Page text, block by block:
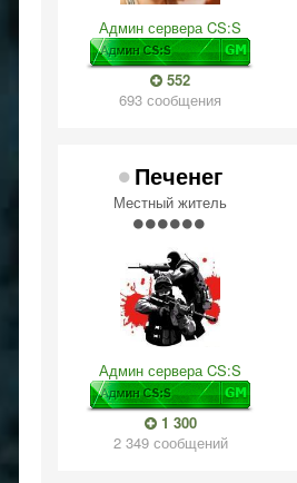
Админ сервера CS:S
552
693 сообщения
Печенег
Местный житель
Админ сервера CS:S
1 300
2 349 сообщений